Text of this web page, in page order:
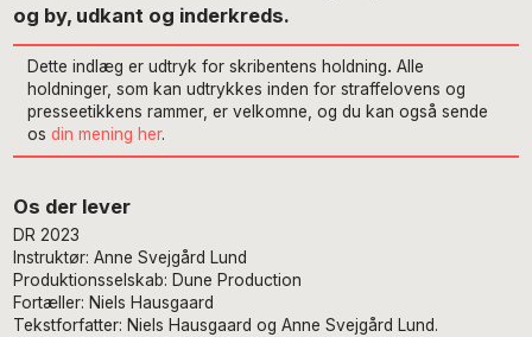
og by, udkant og inderkreds.
Dette indlæg er udtryk for skribentens holdning. Alle
holdninger, som kan udtrykkes inden for straffelovens og
presseetikkens rammer, er velkomne, og du kan også sende
osdin mening her.
Os der lever
DR 2023
Instruktør: Anne Svejgård Lund
Produktionsselskab: Dune Production
Fortæller: Niels Hausgaard
Tekstforfatter: Niels Hausgaard og Anne Svejgård Lund.